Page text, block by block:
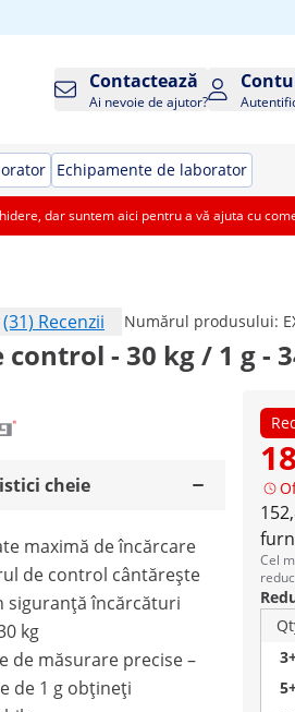
Contactează
Ai nevoie de ajutor?
Echipamente de laborator
dar suntem aici pentru a vă ajuta cu
(31) Recenzii
Numărul produsului:
- 30 kg / 1 g -
Cel
cheie
maximă de încărcare
de control cântărește
siguranță încărcături
kg
de măsurare precise –
de 1 g obțineți